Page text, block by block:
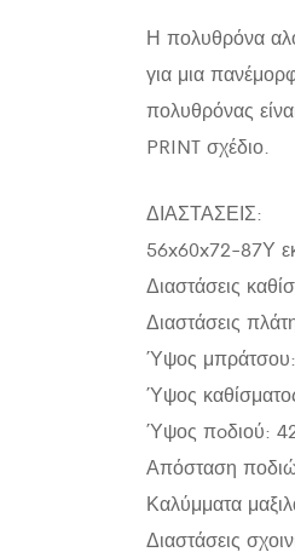
Η πολυθρόνα
για μια
πολυθρόνας
PRINT σχέδιο.
ΔΙΑΣΤΑΣΕΙΣ:
56x60x72-87Υ
Διαστάσεις
Διαστάσεις
Ύψος
Ύψος
Ύψος πoδιού:
Απόσταση
Καλύμματα
Διαστάσεις